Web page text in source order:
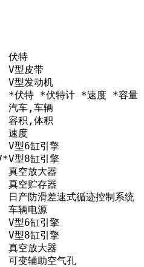
特
皮带
发动机
特 *伏特计 *速度 *容量
,车辆
,体积
度
6缸引擎
8缸引擎
放大器
贮存器
滑差速式循迹控制系统
电源
缸引擎
缸引擎
放大器
辅助空气孔